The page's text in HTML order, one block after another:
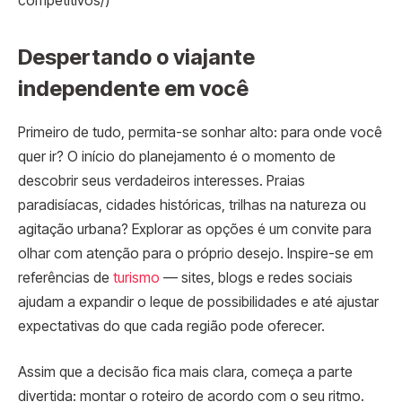
Despertando o viajante
independente em você
Primeiro de tudo, permita-se sonhar alto: para onde você
quer ir? O início do planejamento é o momento de
descobrir seus verdadeiros interesses. Praias
paradisíacas, cidades históricas, trilhas na natureza ou
agitação urbana? Explorar as opções é um convite para
olhar com atenção para o próprio desejo. Inspire-se em
referências de turismo — sites, blogs e redes sociais
ajudam a expandir o leque de possibilidades e até ajustar
expectativas do que cada região pode oferecer.
Assim que a decisão fica mais clara, começa a parte
divertida: montar o roteiro de acordo com o seu ritmo.